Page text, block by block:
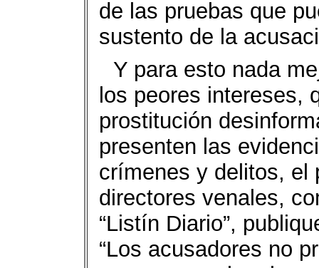
de las pruebas que
sustento de la
Y para esto nada
los peores intereses,
prostitución
presenten las
crímenes y delitos, el
directores venales,
“Listín Diario”,
“Los acusadores no